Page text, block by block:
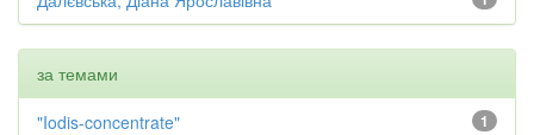
за темами
1
"Iodis-concentrate"